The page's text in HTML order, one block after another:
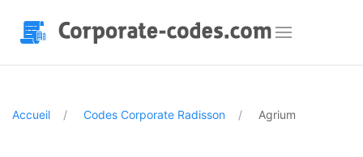
Accueil Codes Corporate Radisson Agrium